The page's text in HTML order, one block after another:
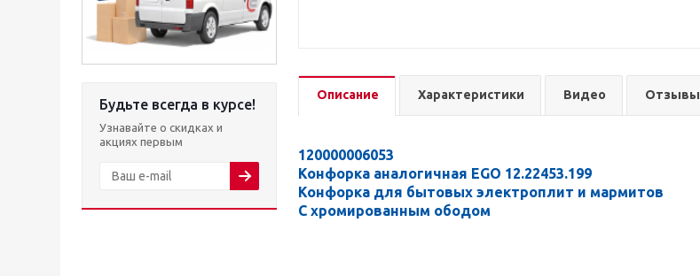
Будьте всегда в курсе!
Узнавайте о скидках и
акциях первым
Описание Характеристики Видео Отзывы
120000006053
Конфорка аналогичная EGO 12.22453.199
Конфорка для бытовых электроплит и мармитов
С хромированным ободом